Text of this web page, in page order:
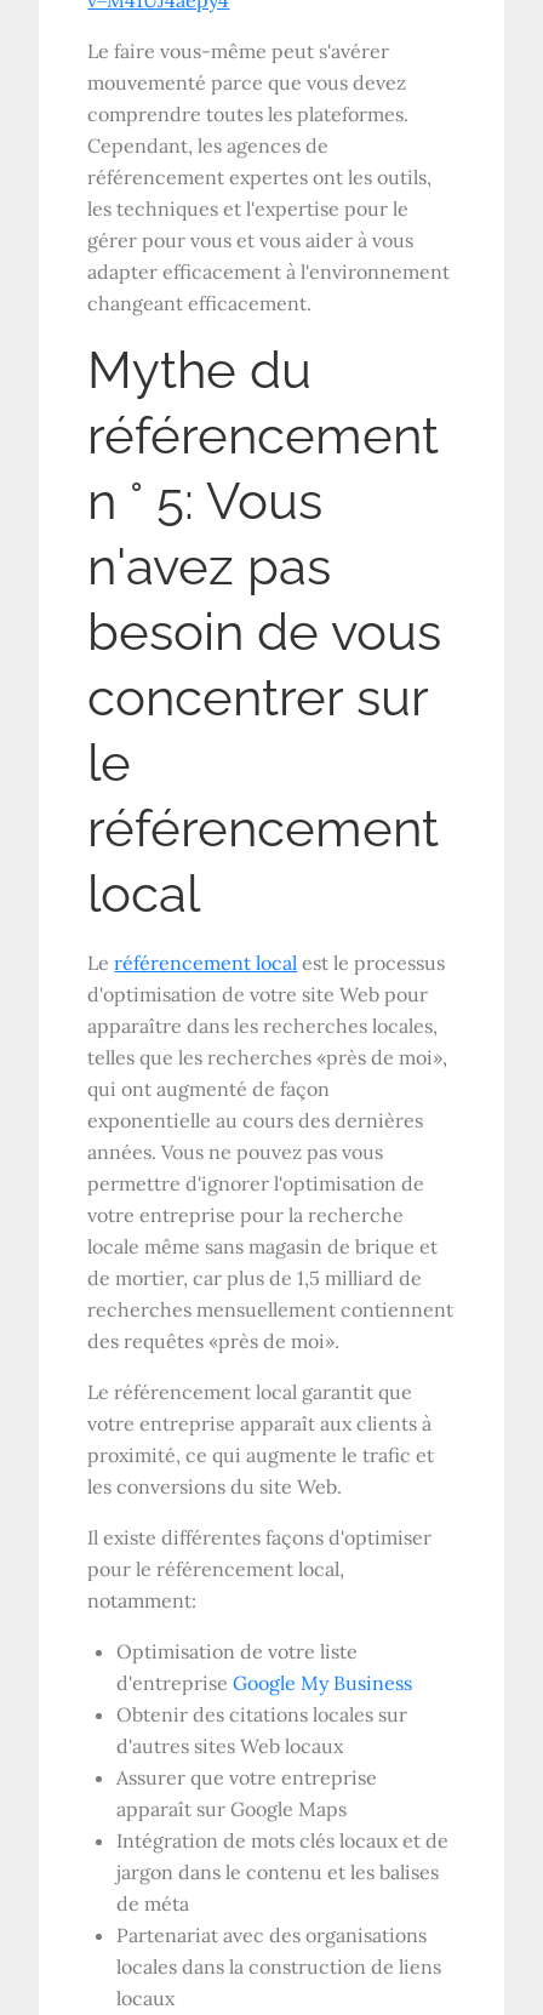
Le faire vous-même peut s'avérer
mouvementé parce que vous devez
comprendre toutes les plateformes.
Cependant, les agences de
référencement expertes ont les outils,
les techniques et l'expertise pour le
gérer pour vous et vous aider à vous
adapter efficacement à l'environnement
changeant efficacement.
Mythe du
référencement
n ° 5: Vous
n'avez pas
besoin de vous
concentrer sur
le
référencement
local
Leréférencement local est le processus
d'optimisation de votre site Web pour
apparaître dans les recherches locales,
telles que les recherches «près de moi»,
qui ont augmenté de façon
exponentielle au cours des dernières
années. Vous ne pouvez pas vous
permettre d'ignorer l'optimisation de
votre entreprise pour la recherche
locale même sans magasin de brique et
de mortier, car plus de 1,5 milliard de
recherches mensuellement contiennent
des requêtes «près de moi».
Le référencement local garantit que
votre entreprise apparaît aux clients à
proximité, ce qui augmente le trafic et
les conversions du site Web.
Il existe différentes façons d'optimiser
pour le référencement local,
notamment:
Optimisation de votre liste
d'entrepriseGoogle My Business
Obtenir des citations locales sur
d'autres sites Web locaux
Assurer que votre entreprise
apparaît sur Google Maps
Intégration de mots clés locaux et de
jargon dans le contenu et les balises
de méta
Partenariat avec des organisations
locales dans la construction de liens
locaux